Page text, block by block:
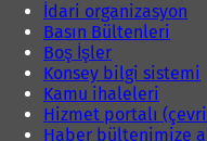
İdari organizasyon
Basın Bültenleri
Boş İşler
Konsey bilgi sistemi
Kamu ihaleleri
Hizmet portalı
Haber bültenimize